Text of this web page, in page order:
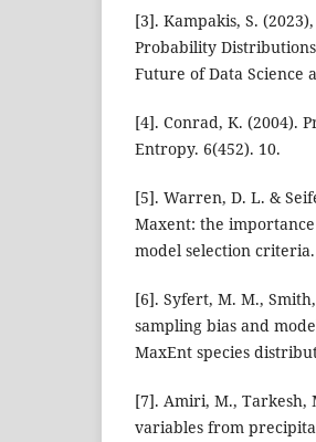
[3]. Kampakis, S.
Probability
Future of Data Science
[4]. Conrad, K. (2004).
Entropy. 6(452). 10.
[5]. Warren, D. L. &
Maxent: the
model selection
[6]. Syfert, M. M.,
sampling bias and
MaxEnt species
[7]. Amiri, M., Tarkesh,
variables from